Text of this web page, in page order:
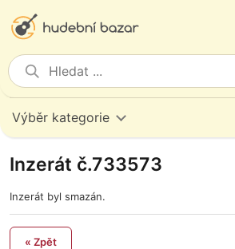
Výběr kategorie
Inzerát č.733573
Inzerát byl smazán.
« Zpět